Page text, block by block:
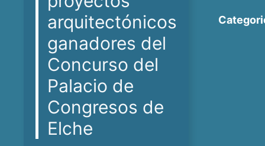
arquitectónicos
ganadores del
Concurso del
Palacio de
Congresos de
Elche